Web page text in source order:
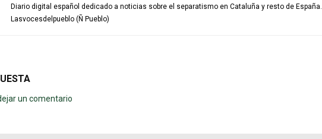
Diario digital español dedicado a noticias sobre el separatismo en Cataluña y resto de España.
Lasvocesdelpueblo (Ñ Pueblo)
un comentario